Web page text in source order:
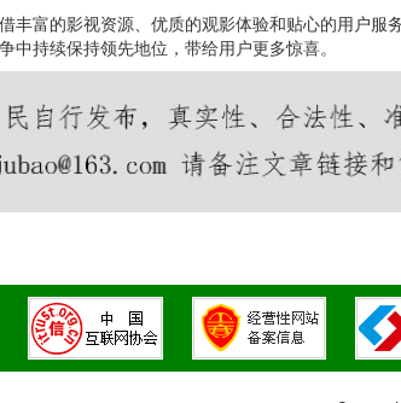
丰富的影视资源、优质的观影体验和贴心的用户
中持续保持领先地位，带给用户更多惊喜。